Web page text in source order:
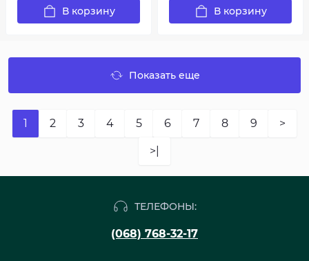
В корзину В корзину
Показать еще
1 2 3 4 5 6 7 8 9 >
>|
ТЕЛЕФОНЫ:
(068) 768-32-17